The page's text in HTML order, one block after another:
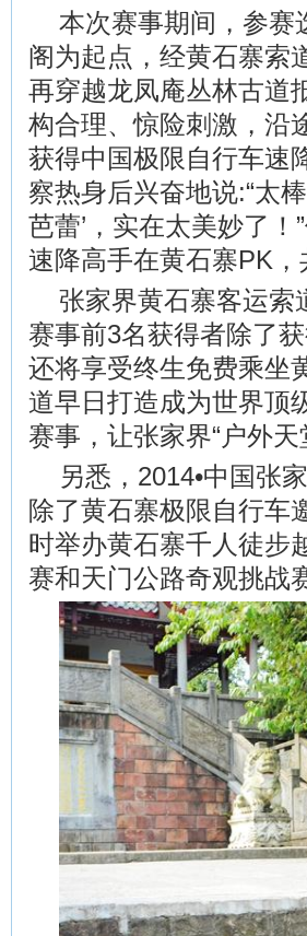
本次赛事期间，参赛
阁为起点，经黄石寨索
再穿越龙凤庵丛林古道
构合理、惊险刺激，沿
获得中国极限自行车速
察热身后兴奋地说:“太
芭蕾’，实在太美妙了
速降高手在黄石寨PK
张家界黄石寨客运索
赛事前3名获得者除了
还将享受终生免费乘坐
道早日打造成为世界顶
赛事，让张家界“户外
另悉，2014•中国张
除了黄石寨极限自行车
时举办黄石寨千人徒步
赛和天门公路奇观挑战